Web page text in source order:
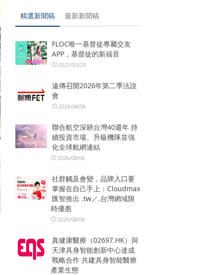
精選新聞稿 最新新聞稿
FLOC唯一基督徒專屬交友
APP，基督徒的新福音
2021/03/29
遠傳召開2026年第二季法說
會
2026/08/06
聯合航空深耕台灣40週年 持
續投資市場、升級機隊並強
化全球航網連結
2026/08/06
社群觸及會變，品牌入口要
掌握在自己手上：Cloudmax
匯智推出 .tw／.台灣網域限
時優惠
2026/08/06
真健康醫療（02697.HK）與
天津具身智能創新中心達成
戰略合作 共建具身智能醫療
產業生態